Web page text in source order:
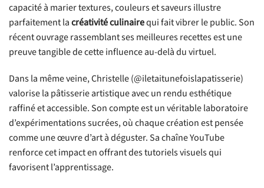
capacité à marier textures, couleurs et saveurs illustre
parfaitement lacréativité culinairequi fait vibrer le public. Son
récent ouvrage rassemblant ses meilleures recettes est une
preuve tangible de cette influence au-delà du virtuel.
Dans la même veine, Christelle (@iletaitunefoislapatisserie)
valorise la pâtisserie artistique avec un rendu esthétique
raffiné et accessible. Son compte est un véritable laboratoire
d’expérimentations sucrées, où chaque création est pensée
comme une œuvre d’art à déguster. Sa chaîne YouTube
renforce cet impact en offrant des tutoriels visuels qui
favorisent l’apprentissage.